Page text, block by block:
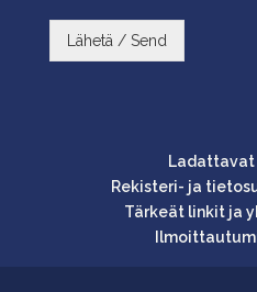
Lähetä / Send
Rekisteri- ja
Tärkeät linkit ja